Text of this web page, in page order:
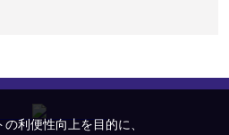
ユーザ個人に対して最適
を配信するため
利便性向上を目的に、